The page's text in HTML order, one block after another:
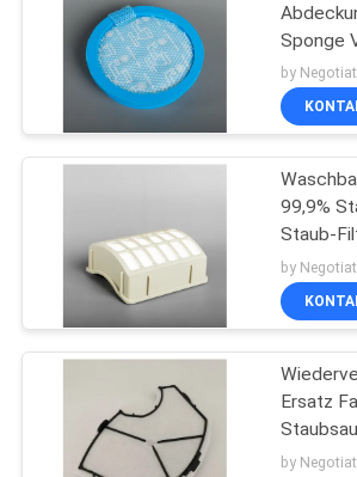
FORDERN
ZITAT
SITEMAP
PRIVACY
POLICY
Sponge
Air-Filter
99,9%
Staub-
Ersatz